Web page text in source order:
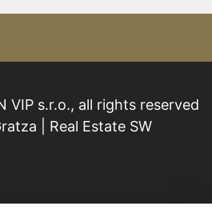
VIP s.r.o., all rights reserved
| Real Estate SW